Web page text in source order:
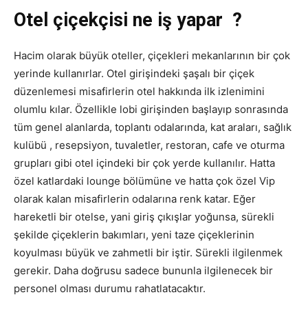
Otel çiçekçisi ne iş yapar ?
Hacim olarak büyük oteller, çiçekleri mekanlarının bir çok
yerinde kullanırlar. Otel girişindeki şaşalı bir çiçek
düzenlemesi misafirlerin otel hakkında ilk izlenimini
olumlu kılar. Özellikle lobi girişinden başlayıp sonrasında
tüm genel alanlarda, toplantı odalarında, kat araları, sağlık
kulübü , resepsiyon, tuvaletler, restoran, cafe ve oturma
grupları gibi otel içindeki bir çok yerde kullanılır. Hatta
özel katlardaki lounge bölümüne ve hatta çok özel Vip
olarak kalan misafirlerin odalarına renk katar. Eğer
hareketli bir otelse, yani giriş çıkışlar yoğunsa, sürekli
şekilde çiçeklerin bakımları, yeni taze çiçeklerinin
koyulması büyük ve zahmetli bir iştir. Sürekli ilgilenmek
gerekir. Daha doğrusu sadece bununla ilgilenecek bir
personel olması durumu rahatlatacaktır.